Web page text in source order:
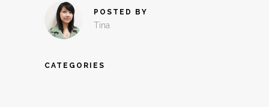
POSTED BY
Tina
CATEGORIES